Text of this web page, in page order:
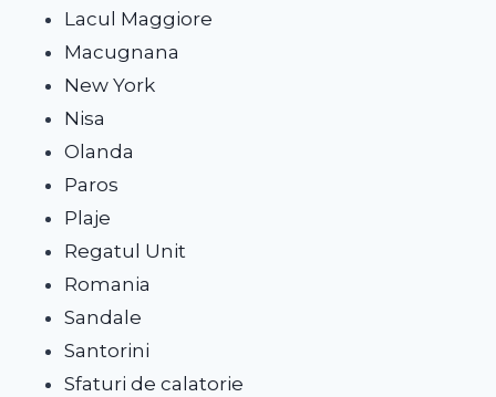
Lacul Maggiore
Macugnana
New York
Nisa
Olanda
Paros
Plaje
Regatul Unit
Romania
Sandale
Santorini
Sfaturi de calatorie